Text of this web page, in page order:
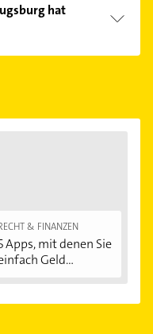
Sie von den
können Sie sich
anzeigen lassen.
hat
Öffnungszeiten.
& FINANZEN
Apps, mit denen Sie
Geld...